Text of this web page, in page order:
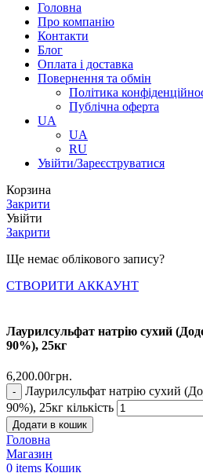
Головна
Про компанію
Контакти
Блог
Оплата і доставка
Повернення та обмін
Політика
Публічна оферта
UA
UA
RU
Увійти/Зареєструватися
Корзина
Закрити
Увійти
Закрити
Ще немає облікового запису?
СТВОРИТИ АККАУНТ
Лаурилсульфат натрію сухий
90%), 25кг
6,200.00грн.
Лаурилсульфат натрію сухий
90%), 25кг кількість
Додати в кошик
Головна
Магазин
0 items Кошик